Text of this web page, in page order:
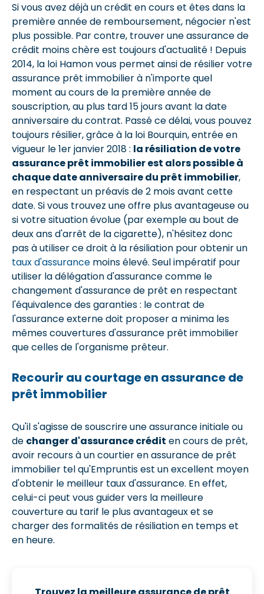
Si vous avez déjà un crédit en cours et êtes dans la
première année de remboursement, négocier n'est
plus possible. Par contre, trouver une assurance de
crédit moins chère est toujours d'actualité ! Depuis
2014, la loi Hamon vous permet ainsi de résilier votre
assurance prêt immobilier à n'importe quel
moment au cours de la première année de
souscription, au plus tard 15 jours avant la date
anniversaire du contrat. Passé ce délai, vous pouvez
toujours résilier, grâce à la loi Bourquin, entrée en
vigueur le 1er janvier 2018 : la résiliation de votre
assurance prêt immobilier est alors possible à
chaque date anniversaire du prêt immobilier,
en respectant un préavis de 2 mois avant cette
date. Si vous trouvez une offre plus avantageuse ou
si votre situation évolue (par exemple au bout de
deux ans d'arrêt de la cigarette), n'hésitez donc
pas à utiliser ce droit à la résiliation pour obtenir un
taux d'assurance moins élevé. Seul impératif pour
utiliser la délégation d'assurance comme le
changement d'assurance de prêt en respectant
l'équivalence des garanties : le contrat de
l'assurance externe doit proposer a minima les
mêmes couvertures d'assurance prêt immobilier
que celles de l'organisme prêteur.
Recourir au courtage en assurance de
prêt immobilier
Qu'il s'agisse de souscrire une assurance initiale ou
de changer d'assurance crédit en cours de prêt,
avoir recours à un courtier en assurance de prêt
immobilier tel qu'Empruntis est un excellent moyen
d'obtenir le meilleur taux d'assurance. En effet,
celui-ci peut vous guider vers la meilleure
couverture au tarif le plus avantageux et se
charger des formalités de résiliation en temps et
en heure.